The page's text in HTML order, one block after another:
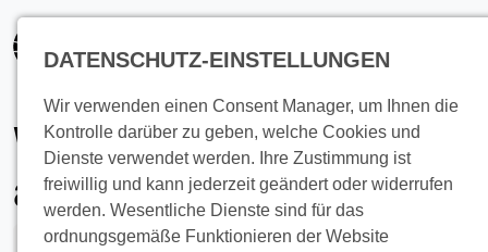
springen
aus Duschabwasser
DATENSCHUTZ-EINSTELLUNGEN
Wir verwenden einen Consent Manager, um Ihnen die
Kontrolle darüber zu geben, welche Cookies und
Dienste verwendet werden. Ihre Zustimmung ist
freiwillig und kann jederzeit geändert oder widerrufen
werden. Wesentliche Dienste sind für das
ordnungsgemäße Funktionieren der Website